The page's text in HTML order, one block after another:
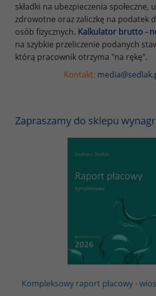
składki na ubezpieczenia społeczne,
zdrowotne oraz zaliczkę na podatek
osób fizycznych. Kalkulator brutto -
na szybkie przeliczenie podanych
którą pracownik otrzyma "na rękę".
Kontakt:
Zapraszamy do sklepu
Kompleksowy raport płacowy -